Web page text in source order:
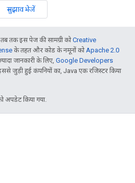
सुझाव भेजें
तक इस पेज की सामग्री कोCreative
के तहत और कोड के नमूनों को Apache 2.0
जानकारी के लिए, Google Developers
जुड़ी हुई कंपनियों का, Java एक रजिस्टर किया
अपडेट किया गया.